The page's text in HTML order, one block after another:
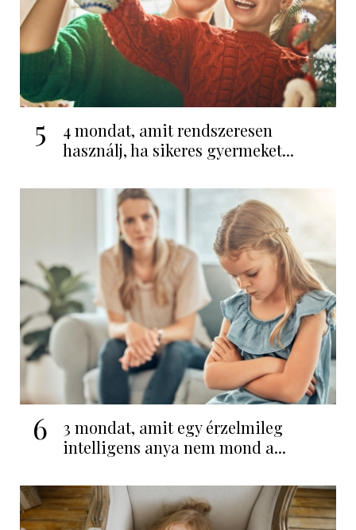
5
4 mondat, amit rendszeresen
használj, ha sikeres gyermeket...
6
3 mondat, amit egy érzelmileg
intelligens anya nem mond a...